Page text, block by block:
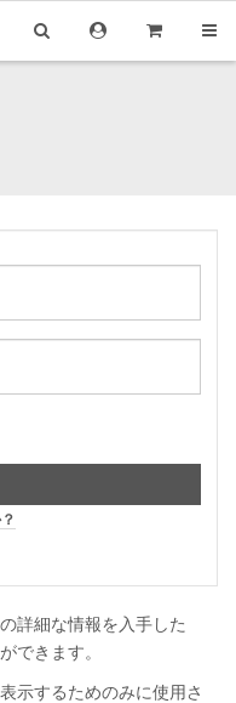
詳細な情報を入手した
できます。
示するためのみに使用さ